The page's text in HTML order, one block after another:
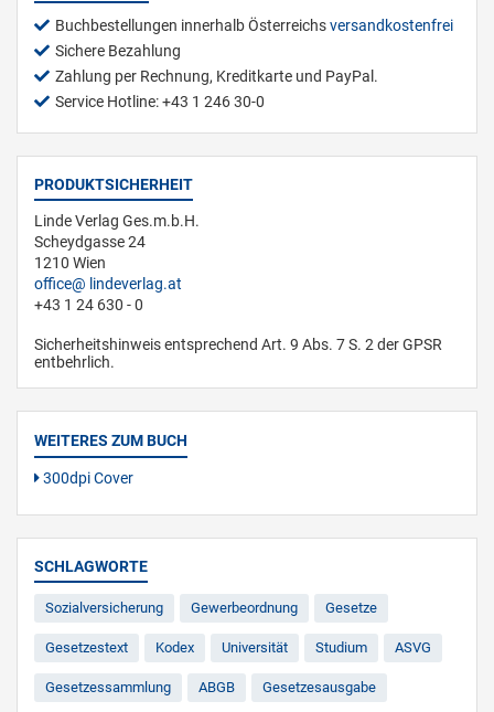
Buchbestellungen innerhalb Österreichsversandkostenfrei
Sichere Bezahlung
Zahlung per Rechnung, Kreditkarte und PayPal.
Service Hotline: +43 1 246 30-0
PRODUKTSICHERHEIT
Linde Verlag Ges.m.b.H.
Scheydgasse 24
1210 Wien
office
lindeverlag.at
+43 1 24 630 - 0
Sicherheitshinweis entsprechend Art. 9 Abs. 7 S. 2 der GPSR
entbehrlich.
WEITERES ZUM BUCH
300dpi Cover
SCHLAGWORTE
Sozialversicherung Gewerbeordnung Gesetze
Gesetzestext Kodex Universität Studium ASVG
Gesetzessammlung ABGB Gesetzesausgabe